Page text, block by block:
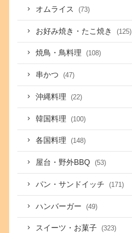
オムライス (73)
お好み焼き・たこ焼き (125)
焼鳥・鳥料理 (108)
串かつ (47)
沖縄料理 (22)
韓国料理 (100)
各国料理 (148)
屋台・野外BBQ (53)
パン・サンドイッチ (171)
ハンバーガー (49)
スイーツ・お菓子 (323)